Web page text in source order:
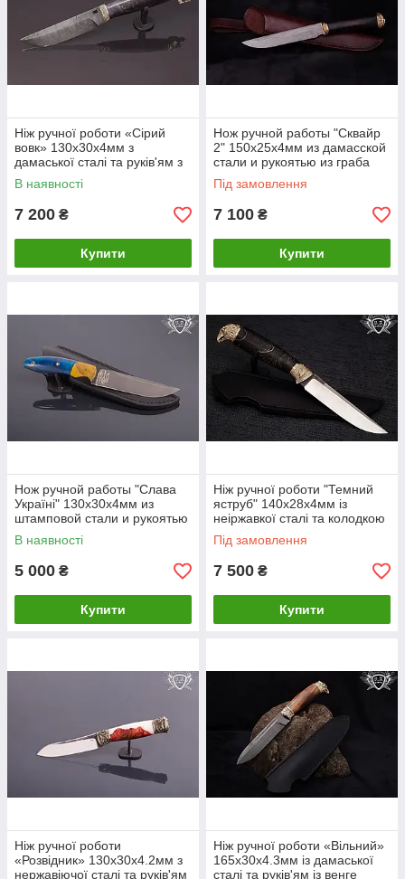
Ніж ручної роботи «Сірий
вовк» 130х30х4мм з
дамаської сталі та руків'ям з
капа клена
В наявності
7 200 ₴
Купити
Нож ручной работы "Сквайр
2" 150х25х4мм из дамасской
стали и рукоятью из граба
Під замовлення
7 100 ₴
Купити
Нож ручной работы "Слава
Україні" 130х30х4мм из
штамповой стали и рукоятью
из гибрида
В наявності
5 000 ₴
Купити
Ніж ручної роботи "Темний
яструб" 140х28х4мм із
неіржавкої сталі та колодкою
з мікарта
Під замовлення
7 500 ₴
Купити
Ніж ручної роботи
«Розвідник» 130х30х4.2мм з
нержавіючої сталі та руків'ям
Ніж ручної роботи «Вільний»
165х30х4.3мм із дамаської
сталі та руків'ям із венге